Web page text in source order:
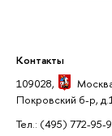
Контакты
109028,
Покровский б-р,
Тел.: (495) 772-95-